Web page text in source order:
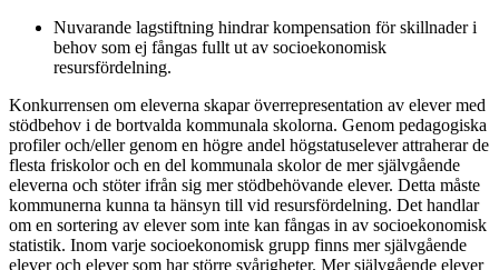
Nuvarande lagstiftning hindrar kompensation för skillnader i
behov som ej fångas fullt ut av socioekonomisk
resursfördelning.
Konkurrensen om eleverna skapar överrepresentation av elever med
stödbehov i de bortvalda kommunala skolorna. Genom pedagogiska
profiler och/eller genom en högre andel högstatuselever attraherar de
flesta friskolor och en del kommunala skolor de mer självgående
eleverna och stöter ifrån sig mer stödbehövande elever. Detta måste
kommunerna kunna ta hänsyn till vid resursfördelning. Det handlar
om en sortering av elever som inte kan fångas in av socioekonomisk
statistik. Inom varje socioekonomisk grupp finns mer självgående
elever och elever som har större svårigheter. Mer självgående elever